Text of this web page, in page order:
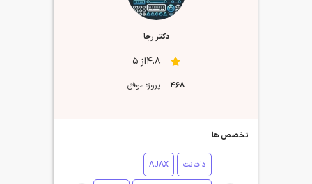
دکتر رجا
4.8از 5
468 پروژه موفق
تخصص ها
دات‌نت AJAX